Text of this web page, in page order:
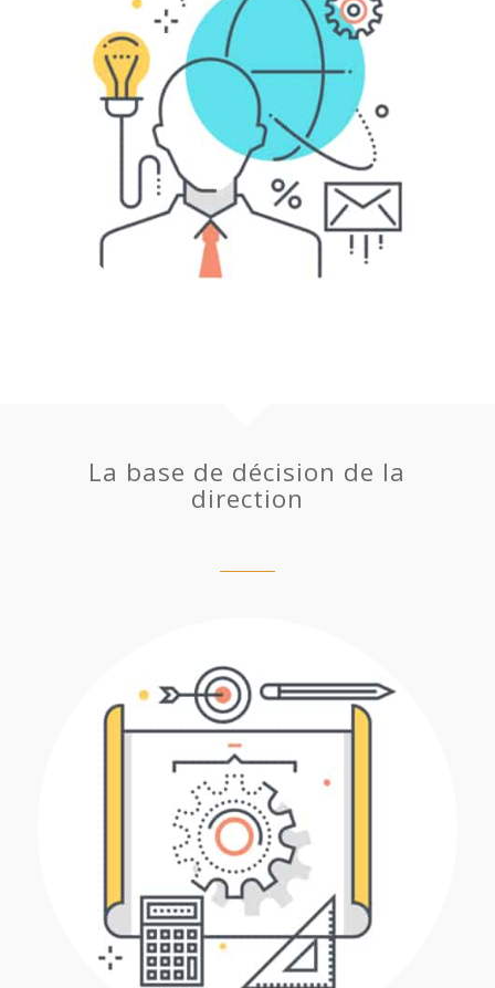
La base de décision de la
direction